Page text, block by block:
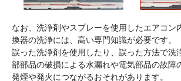
なお、洗浄剤やスプレーを使用したエアコン
換器の洗浄には、高い専門知識が必要です。
誤った洗浄剤を使用したり、誤った方法で洗
部部品の破損による水漏れや電気部品の故障
発煙や発火につながるおそれがあります。